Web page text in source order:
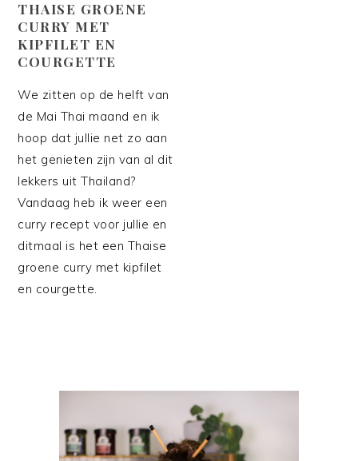
THAISE GROENE
CURRY MET
KIPFILET EN
COURGETTE
We zitten op de helft van
de Mai Thai maand en ik
hoop dat jullie net zo aan
het genieten zijn van al dit
lekkers uit Thailand?
Vandaag heb ik weer een
curry recept voor jullie en
ditmaal is het een Thaise
groene curry met kipfilet
en courgette.